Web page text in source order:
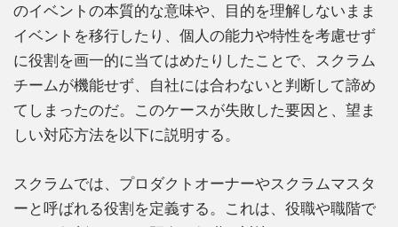
のイベントの本質的な意味や、目的を理解しないまま
イベントを移行したり、個人の能力や特性を考慮せず
に役割を画一的に当てはめたりしたことで、スクラム
チームが機能せず、自社には合わないと判断して諦め
てしまったのだ。このケースが失敗した要因と、望ま
しい対応方法を以下に説明する。
スクラムでは、プロダクトオーナーやスクラムマスタ
ーと呼ばれる役割を定義する。これは、役職や職階で